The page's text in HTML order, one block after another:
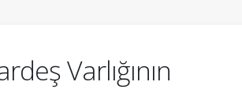
Varlığının